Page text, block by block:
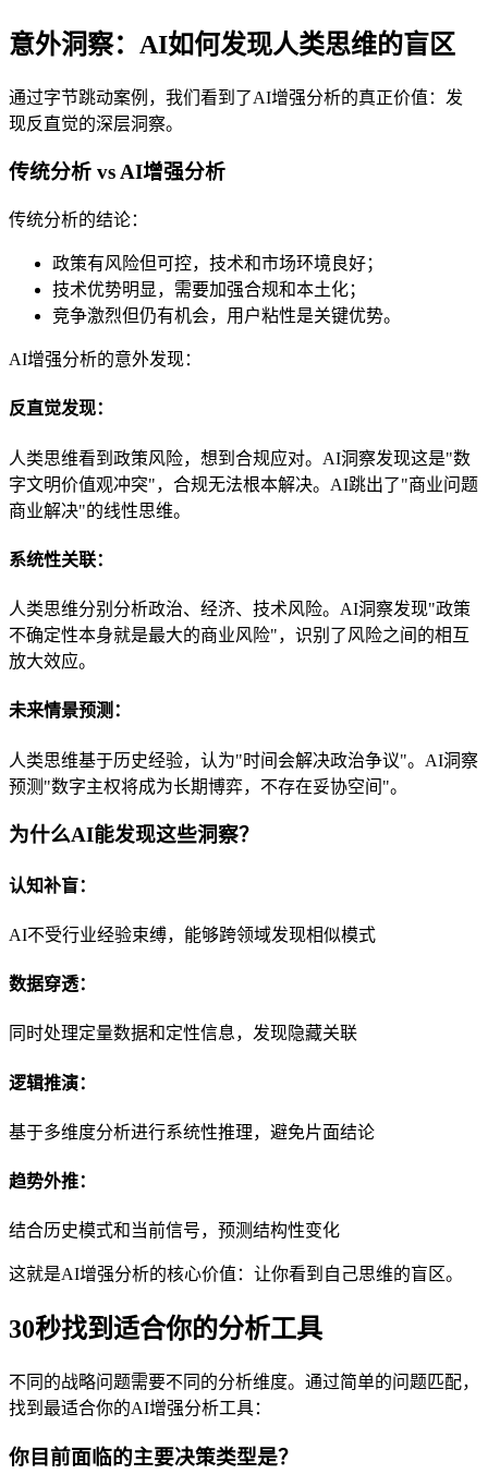
意外洞察：AI如何发现人类思维的盲区
通过字节跳动案例，我们看到了AI增强分析的真正价值：发
现反直觉的深层洞察。
传统分析 vs AI增强分析
传统分析的结论：
政策有风险但可控，技术和市场环境良好；
技术优势明显，需要加强合规和本土化；
竞争激烈但仍有机会，用户粘性是关键优势。
AI增强分析的意外发现：
反直觉发现：
人类思维看到政策风险，想到合规应对。AI洞察发现这是"数
字文明价值观冲突"，合规无法根本解决。AI跳出了"商业问题
商业解决"的线性思维。
系统性关联：
人类思维分别分析政治、经济、技术风险。AI洞察发现"政策
不确定性本身就是最大的商业风险"，识别了风险之间的相互
放大效应。
未来情景预测：
人类思维基于历史经验，认为"时间会解决政治争议"。AI洞察
预测"数字主权将成为长期博弈，不存在妥协空间"。
为什么AI能发现这些洞察？
认知补盲：
AI不受行业经验束缚，能够跨领域发现相似模式
数据穿透：
同时处理定量数据和定性信息，发现隐藏关联
逻辑推演：
基于多维度分析进行系统性推理，避免片面结论
趋势外推：
结合历史模式和当前信号，预测结构性变化
这就是AI增强分析的核心价值：让你看到自己思维的盲区。
30秒找到适合你的分析工具
不同的战略问题需要不同的分析维度。通过简单的问题匹配，
找到最适合你的AI增强分析工具：
你目前面临的主要决策类型是？